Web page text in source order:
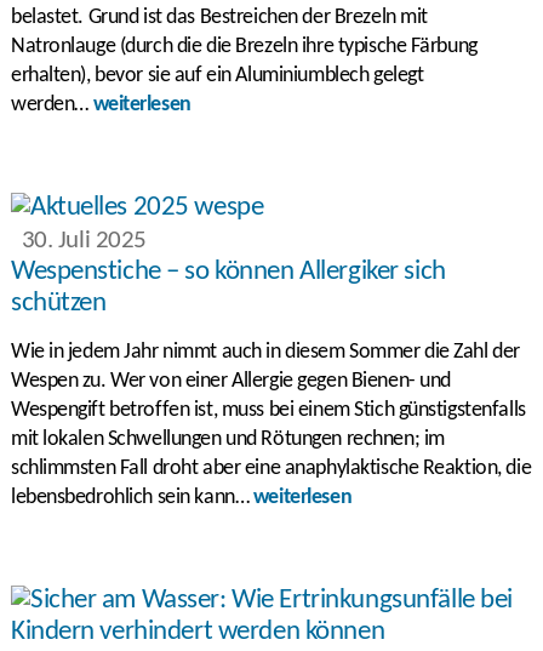
belastet. Grund ist das Bestreichen der Brezeln mit
Natronlauge (durch die die Brezeln ihre typische Färbung
erhalten), bevor sie auf ein Aluminiumblech gelegt
werden… weiterlesen
30. Juli 2025
Wespenstiche – so können Allergiker sich
schützen
Wie in jedem Jahr nimmt auch in diesem Sommer die Zahl der
Wespen zu. Wer von einer Allergie gegen Bienen- und
Wespengift betroffen ist, muss bei einem Stich günstigstenfalls
mit lokalen Schwellungen und Rötungen rechnen; im
schlimmsten Fall droht aber eine anaphylaktische Reaktion, die
lebensbedrohlich sein kann…weiterlesen